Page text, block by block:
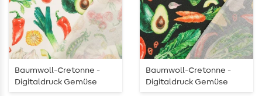
Baumwoll-Cretonne -
Digitaldruck Gemüse
Weiß
Baumwoll-Cretonne -
Digitaldruck Gemüse
Schwarz